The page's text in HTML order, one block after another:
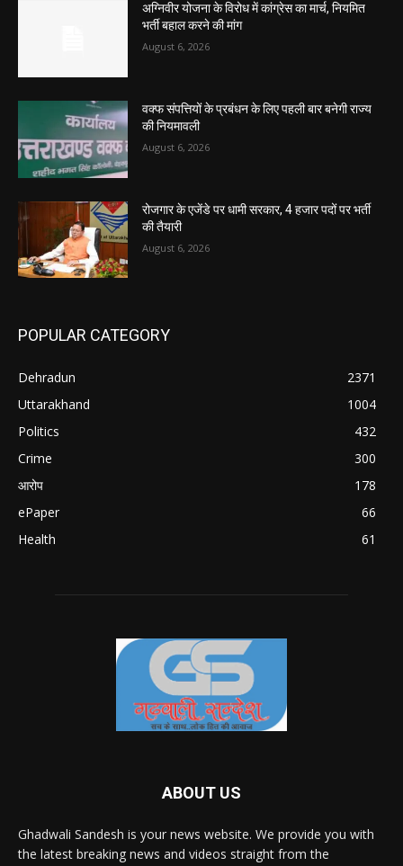
अग्निवीर योजना के विरोध में कांग्रेस का मार्च, नियमित
भर्ती बहाल करने की मांग
August 6, 2026
वक्फ संपत्तियों के प्रबंधन के लिए पहली बार बनेगी राज्य
की नियमावली
August 6, 2026
रोजगार के एजेंडे पर धामी सरकार, 4 हजार पदों पर भर्ती
की तैयारी
August 6, 2026
POPULAR CATEGORY
Dehradun
2371
Uttarakhand
1004
Politics
432
Crime
300
आरोप
178
ePaper
66
Health
61
ABOUT US
Ghadwali Sandesh is your news website. We provide you with
the latest breaking news and videos straight from the